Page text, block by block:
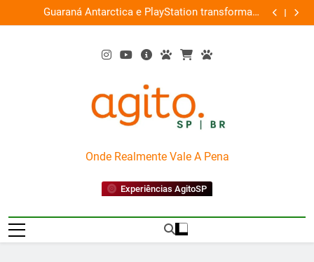
to
Guaraná Antarctica e PlayStation transformam
shopping em arena gamer gratuita
Busch
AgitoSP
Onde Realmente Vale A Pena
Experiências AgitoSP